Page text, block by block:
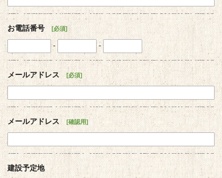
お電話番号 必須
- -
メールアドレス 必須
メールアドレス 確認用
建設予定地